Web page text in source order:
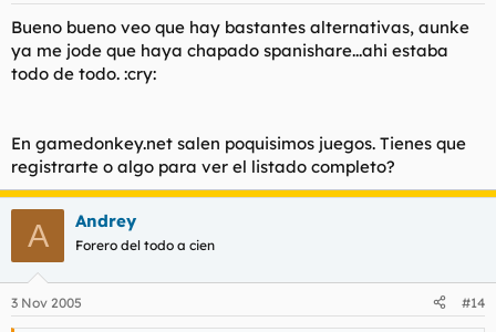
Bueno bueno veo que hay bastantes alternativas, aunke
ya me jode que haya chapado spanishare...ahi estaba
todo de todo. :cry:
En gamedonkey.net salen poquisimos juegos. Tienes que
registrarte o algo para ver el listado completo?
A Andrey
Forero del todo a cien
3 Nov 2005 #14